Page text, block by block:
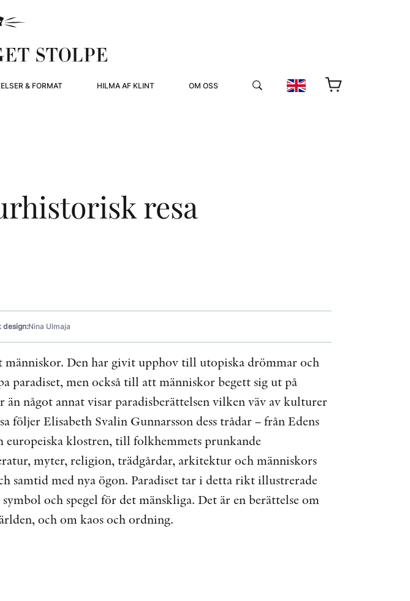
& FORMAT HILMA AF KLINT OM OSS
PEER REVIEW-PROCESSEN
resa
design:Nina Ulmaja
människor. Den har givit upphov till utopiska drömmar och
paradiset, men också till att människor begett sig ut på
något annat visar paradisberättelsen vilken väv av kulturer
följer Elisabeth Svalin Gunnarsson dess trådar – från Edens
europeiska klostren, till folkhemmets prunkande
myter, religion, trädgårdar, arkitektur och människors
samtid med nya ögon. Paradiset tar i detta rikt illustrerade
och spegel för det mänskliga. Det är en berättelse om
och om kaos och ordning.